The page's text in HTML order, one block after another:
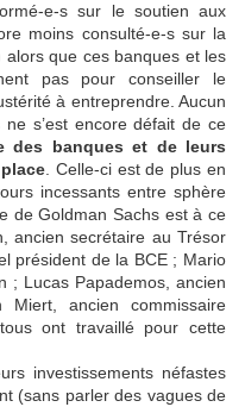
e-s sur le soutien aux
moins consulté-e-s sur la
alors que ces banques et les
pas pour conseiller le
à entreprendre. Aucun
ne s’est encore défait de ce
des banques et de leurs
. Celle-ci est de plus en
incessants entre sphère
de Goldman Sachs est à ce
ancien secrétaire au Trésor
président de la BCE ; Mario
; Lucas Papademos, ancien
ancien commissaire
ont travaillé pour cette
investissements néfastes
(sans parler des vagues de